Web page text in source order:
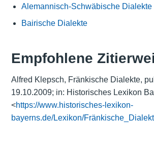
Alemannisch-Schwäbische Dialekte
Bairische Dialekte
Empfohlene
Alfred Klepsch, Fränkische Dialekte,
19.10.2009; in: Historisches Lexikon
<https://www.historisches-lexikon-
bayerns.de/Lexikon/